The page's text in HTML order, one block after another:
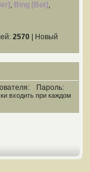
, Bing [Bot] ,
2570 | Новый
Пароль:
входить при каждом